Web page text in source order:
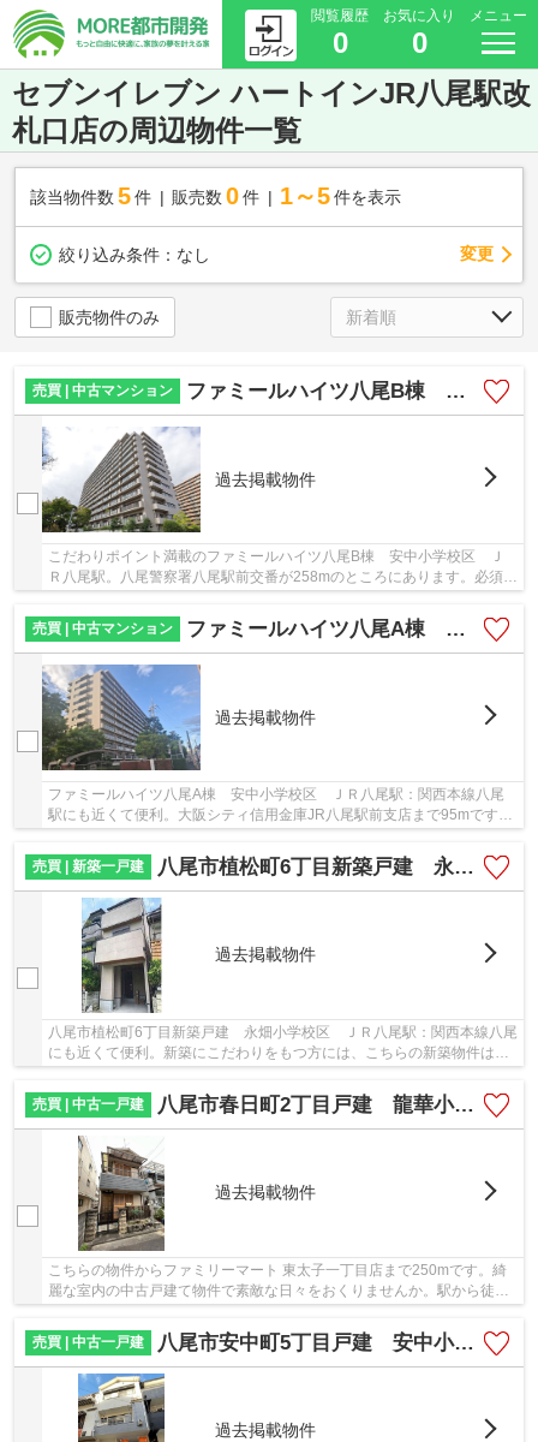
閲覧履歴
0
お気に入り
0
メニュー
セブンイレブン ハートインJR八尾駅改
札口店の周辺物件一覧
該当物件数 5件 販売数 0 件 1～5 件を表示
絞り込み条件： なし 変更
販売物件のみ
売買 | 中古マンション ファミールハイツ八尾B棟 安中小学校区 ＪＲ八尾駅
過去掲載物件
こだわりポイント満載のファミールハイツ八尾B棟 安中小学校区 Ｊ
Ｒ八尾駅。八尾警察署八尾駅前交番が258mのところにあります。必須条
売買 | 中古マンション
ファミールハイツ八尾A棟 安中小学校区 ＪＲ八尾駅
過去掲載物件
ファミールハイツ八尾A棟 安中小学校区 ＪＲ八尾駅：関西本線八尾
駅にも近くて便利。大阪シティ信用金庫JR八尾駅前支店まで95mです。
売買 | 新築一戸建
八尾市植松町6丁目新築戸建 永畑小学校区 ＪＲ八尾駅
過去掲載物件
八尾市植松町6丁目新築戸建 永畑小学校区 ＪＲ八尾駅：関西本線八尾
にも近くて便利。新築にこだわりをもつ方には、こちらの新築物件はい
売買 | 中古一戸建
八尾市春日町2丁目戸建 龍華小学校区 JR八尾駅
過去掲載物件
こちらの物件からファミリーマート 東太子一丁目店まで250mです。綺
麗な室内の中古戸建て物件で素敵な日々をおくりませんか。駅から徒歩6
売買 | 中古一戸建
八尾市安中町5丁目戸建 安中小学校区 ＪＲ八尾駅
過去掲載物件